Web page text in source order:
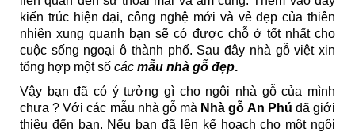
kiến trúc hiện đại, công nghệ mới và vẻ đẹp của thiên
nhiên xung quanh bạn sẽ có được chỗ ở tốt nhất cho
cuộc sống ngoại ô thành phố. Sau đây nhà gỗ việt xin
tổng hợp một số các mẫu nhà gỗ đẹp.
Vậy bạn đã có ý tưởng gì cho ngôi nhà gỗ của mình
chưa ? Với các mẫu nhà gỗ mà Nhà gỗ An Phú đã giới
thiệu đến bạn. Nếu bạn đã lên kế hoạch cho một ngôi